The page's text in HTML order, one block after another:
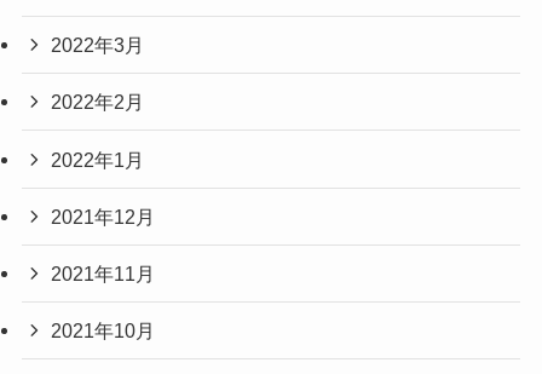
2022年3月
2022年2月
2022年1月
2021年12月
2021年11月
2021年10月